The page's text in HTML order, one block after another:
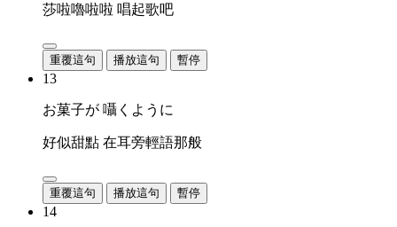
莎啦嚕啦啦 唱起歌吧
重覆這句 播放這句 暫停
13
お菓子が 囁くように
好似甜點 在耳旁輕語那般
重覆這句 播放這句 暫停
14